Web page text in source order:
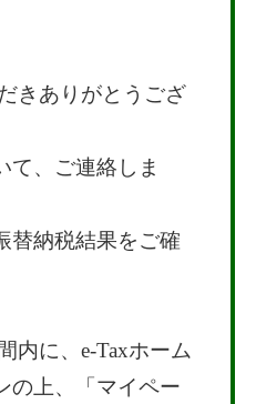
きありがとうござ
て、ご連絡しま
替納税結果をご確
内に、e-Taxホーム
の上、「マイペー